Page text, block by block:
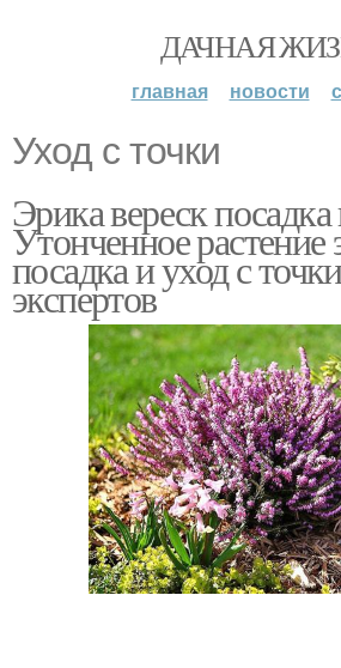
ДАЧНАЯ
главная новости
Уход с точки
Эрика вереск
Утонченное растение
посадка и уход с
экспертов